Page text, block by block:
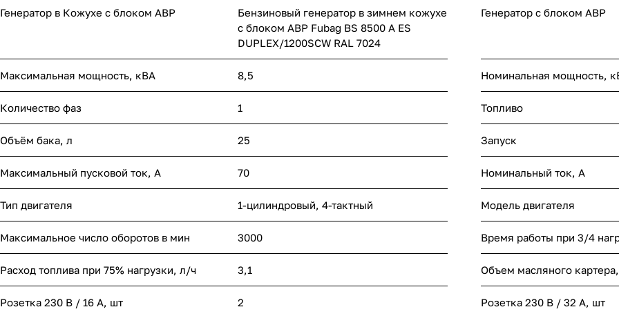
Генератор в Кожухе с блоком АВР
Бензиновый генератор в зимнем кожухе
с блоком АВР Fubag BS 8500 A ES
DUPLEX/1200SCW RAL 7024
Генератор с блоком АВР
Максимальная мощность, кВА 8,5 Номинальная мощность,
Количество фаз 1 Топливо
Объём бака, л 25 Запуск
Максимальный пусковой ток, А 70 Номинальный ток, A
Тип двигателя 1-цилиндровый, 4-тактный Модель двигателя
Максимальное число оборотов в мин 3000 Время работы при 3/4
Расход топлива при 75% нагрузки, л/ч 3,1 Объем масляного
Розетка 230 В / 16 А, шт 2 Розетка 230 В / 32 А, шт